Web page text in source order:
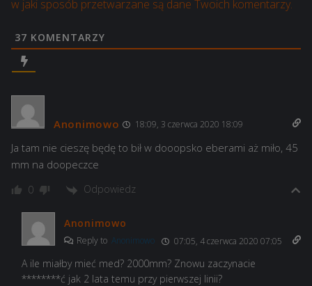
w jaki sposób przetwarzane są dane Twoich komentarzy.
37 KOMENTARZY
Anonimowo 18:09, 3 czerwca 2020 18:09
Ja tam nie cieszę będę to bił w dooopsko eberami aż miło, 45
mm na doopeczce
0 Odpowiedz
Anonimowo
Reply to Anonimowo 07:05, 4 czerwca 2020 07:05
A ile miałby mieć med? 2000mm? Znowu zaczynacie
********ć jak 2 lata temu przy pierwszej linii?